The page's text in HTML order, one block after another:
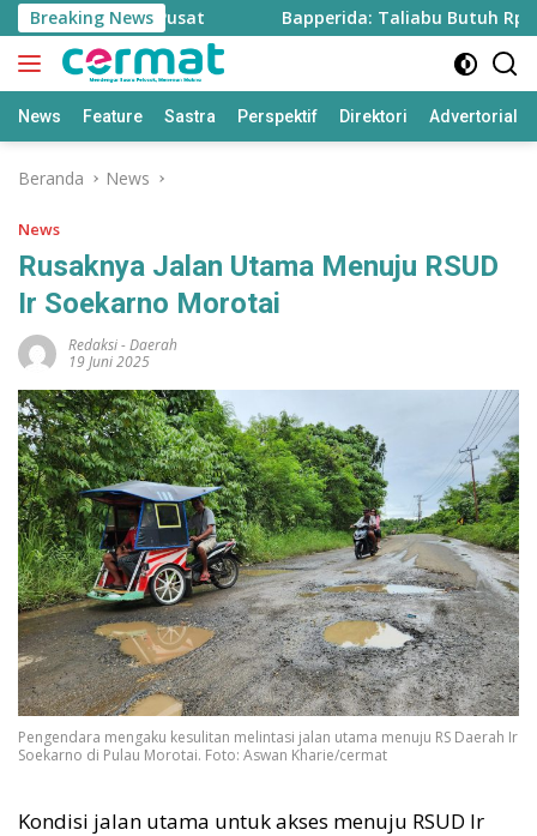
Langsung
ke
konten
Breaking News
Program Pusat Bapperida: Taliabu Butuh Rp2
News Feature Sastra Perspektif Direktori Advertorial
Beranda News
News
Rusaknya Jalan Utama Menuju RSUD
Ir Soekarno Morotai
Redaksi-Daerah
19 Juni 2025
Pengendara mengaku kesulitan melintasi jalan utama menuju RS Daerah Ir
Soekarno di Pulau Morotai. Foto: Aswan Kharie/cermat
Kondisi jalan utama untuk akses menuju RSUD Ir